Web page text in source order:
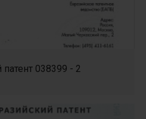
патент 038399 - 2